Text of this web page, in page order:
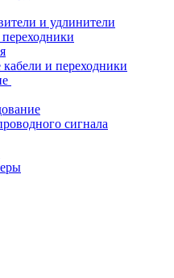
и удлинители
и переходники
сигнала